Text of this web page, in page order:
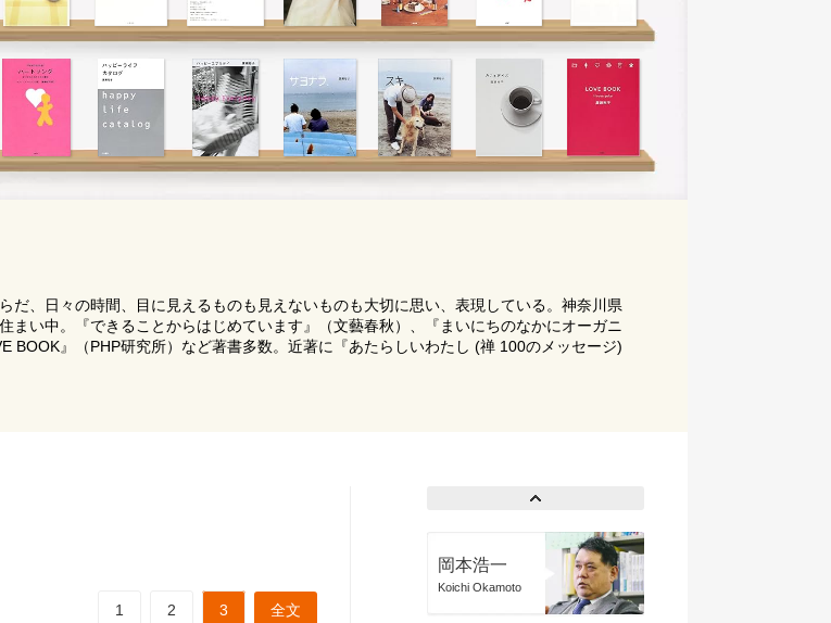
だ、日々の時間、目に見えるものも見えないものも大切に思い、表現している。神奈川県
い中。『できることからはじめています』（文藝春秋）、『まいにちのなかにオーガニ
BOOK』（PHP研究所）など著書多数。近著に『あたらしいわたし (禅 100のメッセージ)
1 2 3 全文
岡本浩一
Koichi Okamoto